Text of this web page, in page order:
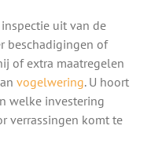
uit van de
beschadigingen of
of extra maatregelen
vogelwering. U hoort
welke investering
verrassingen komt te